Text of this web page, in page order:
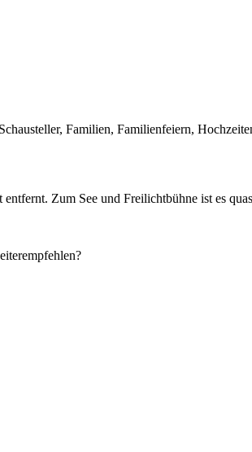
Familien, Familienfeiern,
Zum See und Freilichtbühne ist es